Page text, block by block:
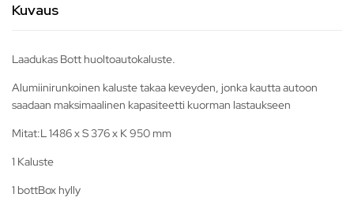
Kuvaus
Laadukas Bott huoltoautokaluste.
Alumiinirunkoinen kaluste takaa keveyden, jonka kautta autoon
saadaan maksimaalinen kapasiteetti kuorman lastaukseen
Mitat:L 1486 x S 376 x K 950 mm
1 Kaluste
1 bottBox hylly